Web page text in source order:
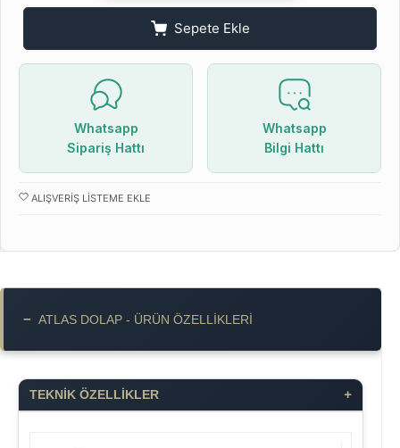
Sepete Ekle
Whatsapp
Sipariş Hattı
Whatsapp
Bilgi Hattı
ALIŞVERIŞ LISTEME EKLE
− ATLAS DOLAP - ÜRÜN ÖZELLIKLERI
TEKNİK ÖZELLİKLER +